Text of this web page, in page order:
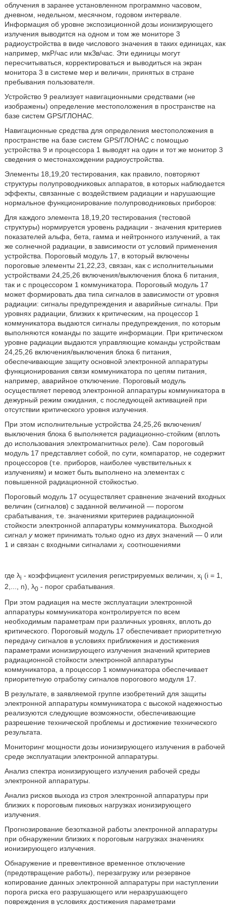
облучения в заранее установленном программно часовом,
дневном, недельном, месячном, годовом интервале.
Информация об уровне экспозиционной дозы ионизирующего
излучения выводится на одном и том же мониторе 3
радиоустройства в виде числового значения в таких единицах, как
например, мкР/час или мкЗв/час. Эти единицы могут
пересчитываться, корректироваться и выводиться на экран
монитора 3 в системе мер и величин, принятых в стране
пребывания пользователя.
Устройство 9 реализует навигационными средствами (не
изображены) определение местоположения в пространстве на
базе систем GPS/ГЛОНАС.
Навигационные средства для определения местоположения в
пространстве на базе систем GPS/ГЛОНАС с помощью
устройства 9 и процессора 1 выводят на один и тот же монитор 3
сведения о местонахождении радиоустройства.
Элементы 18,19,20 тестирования, как правило, повторяют
структуры полупроводниковых аппаратов, в которых наблюдается
эффекты, связанные с воздействием радиации и нарушающие
нормальное функционирование полупроводниковых приборов:
Для каждого элемента 18,19,20 тестирования (тестовой
структуры) нормируется уровень радиации - значения критериев
показателей альфа, бета, гамма и нейтронного излучений, а так
же солнечной радиации, в зависимости от условий применения
устройства. Пороговый модуль 17, в который включены
пороговые элементы 21,22,23, связан, как с исполнительными
устройствами 24,25,26 включения/выключения блока 6 питания,
так и с процессором 1 коммуникатора. Пороговый модуль 17
может формировать два типа сигналов в зависимости от уровня
радиации: сигналы предупреждения и аварийные сигналы. При
уровнях радиации, близких к критическим, на процессор 1
коммуникатора выдаются сигналы предупреждения, по которым
выполняются команды по защите информации. При критическом
уровне радиации выдаются управляющие команды устройствам
24,25,26 включения/выключения блока 6 питания,
обеспечивающие защиту основной электронной аппаратуры
функционирования связи коммуникатора по цепям питания,
например, аварийное отключение. Пороговый модуль
осуществляет перевод электронной аппаратуры коммуникатора в
дежурный режим ожидания, с последующей активацией при
отсутствии критического уровня излучения.
При этом исполнительные устройства 24,25,26 включения/
выключения блока 6 выполняется радиационно-стойким (вплоть
до использования электромагнитных реле). Сам пороговый
модуль 17 представляет собой, по сути, компаратор, не содержит
процессоров (т.е. приборов, наиболее чувствительных к
излучениям) и может быть выполнено на элементах с
повышенной радиационной стойкостью.
Пороговый модуль 17 осуществляет сравнение значений входных
величин (сигналов) с заданной величиной — порогом
срабатывания, т.е. значениями критериев радиационной
стойкости электронной аппаратуры коммуникатора. Выходной
сигнал уможет принимать только одно из двух значений — 0 или
1 и связан с входными сигналами xi соотношениями
где λi - коэффициент усиления регистрируемых величин, xi (i = 1,
2,..., n), λ0- порог срабатывания.
При этом радиация на месте эксплуатации электронной
аппаратуры коммуникатора контролируется по всем
необходимым параметрам при различных уровнях, вплоть до
критического. Пороговый модуль 17 обеспечивает приоритетную
передачу сигналов в условиях приближения и достижения
параметрами ионизирующего излучения значений критериев
радиационной стойкости электронной аппаратуры
коммуникатора, а процессор 1 коммуникатора обеспечивает
приоритетную отработку сигналов порогового модуля 17.
В результате, в заявляемой группе изобретений для защиты
электронной аппаратуры коммуникатора с высокой надежностью
реализуются следующие возможности, обеспечивающие
разрешение технической проблемы и достижение технического
результата.
Мониторинг мощности дозы ионизирующего излучения в рабочей
среде эксплуатации электронной аппаратуры.
Анализ спектра ионизирующего излучения рабочей среды
электронной аппаратуры.
Анализ рисков выхода из строя электронной аппаратуры при
близких к пороговым пиковых нагрузках ионизирующего
излучения.
Прогнозирование безотказной работы электронной аппаратуры
при обнаружении близких к пороговым нагрузках значениях
ионизирующего излучения.
Обнаружение и превентивное временное отключение
(предотвращение работы), перезагрузку или резервное
копирование данных электронной аппаратуры при наступлении
порога риска его разрушающего или неразрушающего
повреждения в условиях достижения параметрами